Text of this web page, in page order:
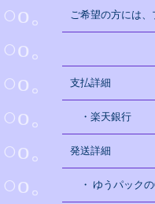
○o。 ご希望の方には
○o。
○o。
支払詳細
○o。 ・楽天銀行
○o。 発送詳細
○o。 ・ ゆうパックの